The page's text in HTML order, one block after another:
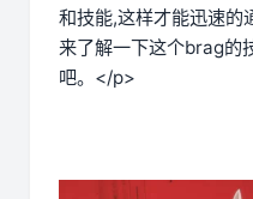
和技能,这样才能迅速的
来了解一下这个brag的
吧。</p>